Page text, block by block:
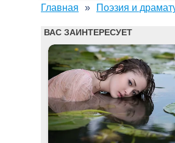
Главная Поэзия и